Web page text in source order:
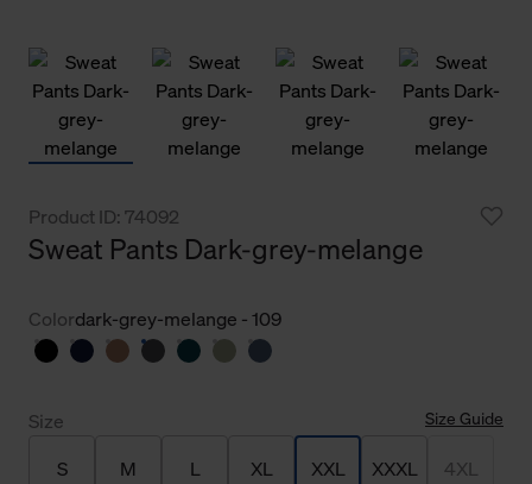
Product ID: 74092
Sweat Pants Dark-grey-melange
Colordark-grey-melange - 109
Size Size Guide
S M L XL XXL XXXL 4XL